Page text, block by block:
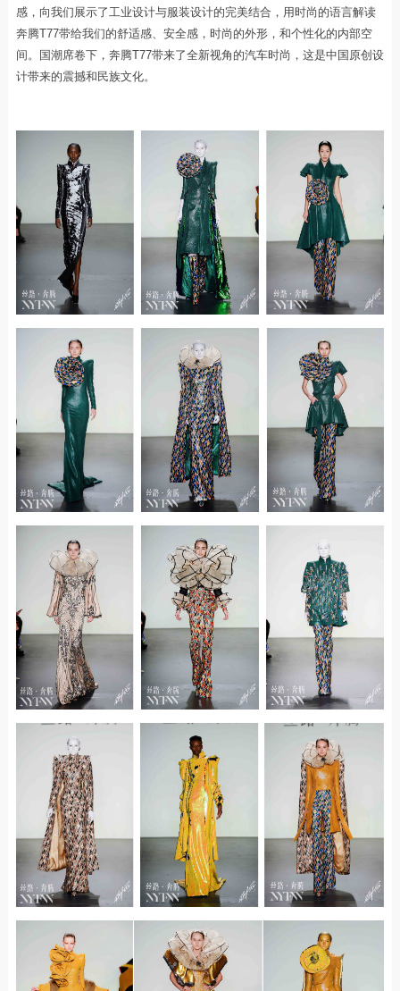
感，向我们展示了工业设计与服装设计的完美结合，用时尚的语言解读
奔腾T77带给我们的舒适感、安全感，时尚的外形，和个性化的内部空
间。国潮席卷下，奔腾T77带来了全新视角的汽车时尚，这是中国原创设
计带来的震撼和民族文化。